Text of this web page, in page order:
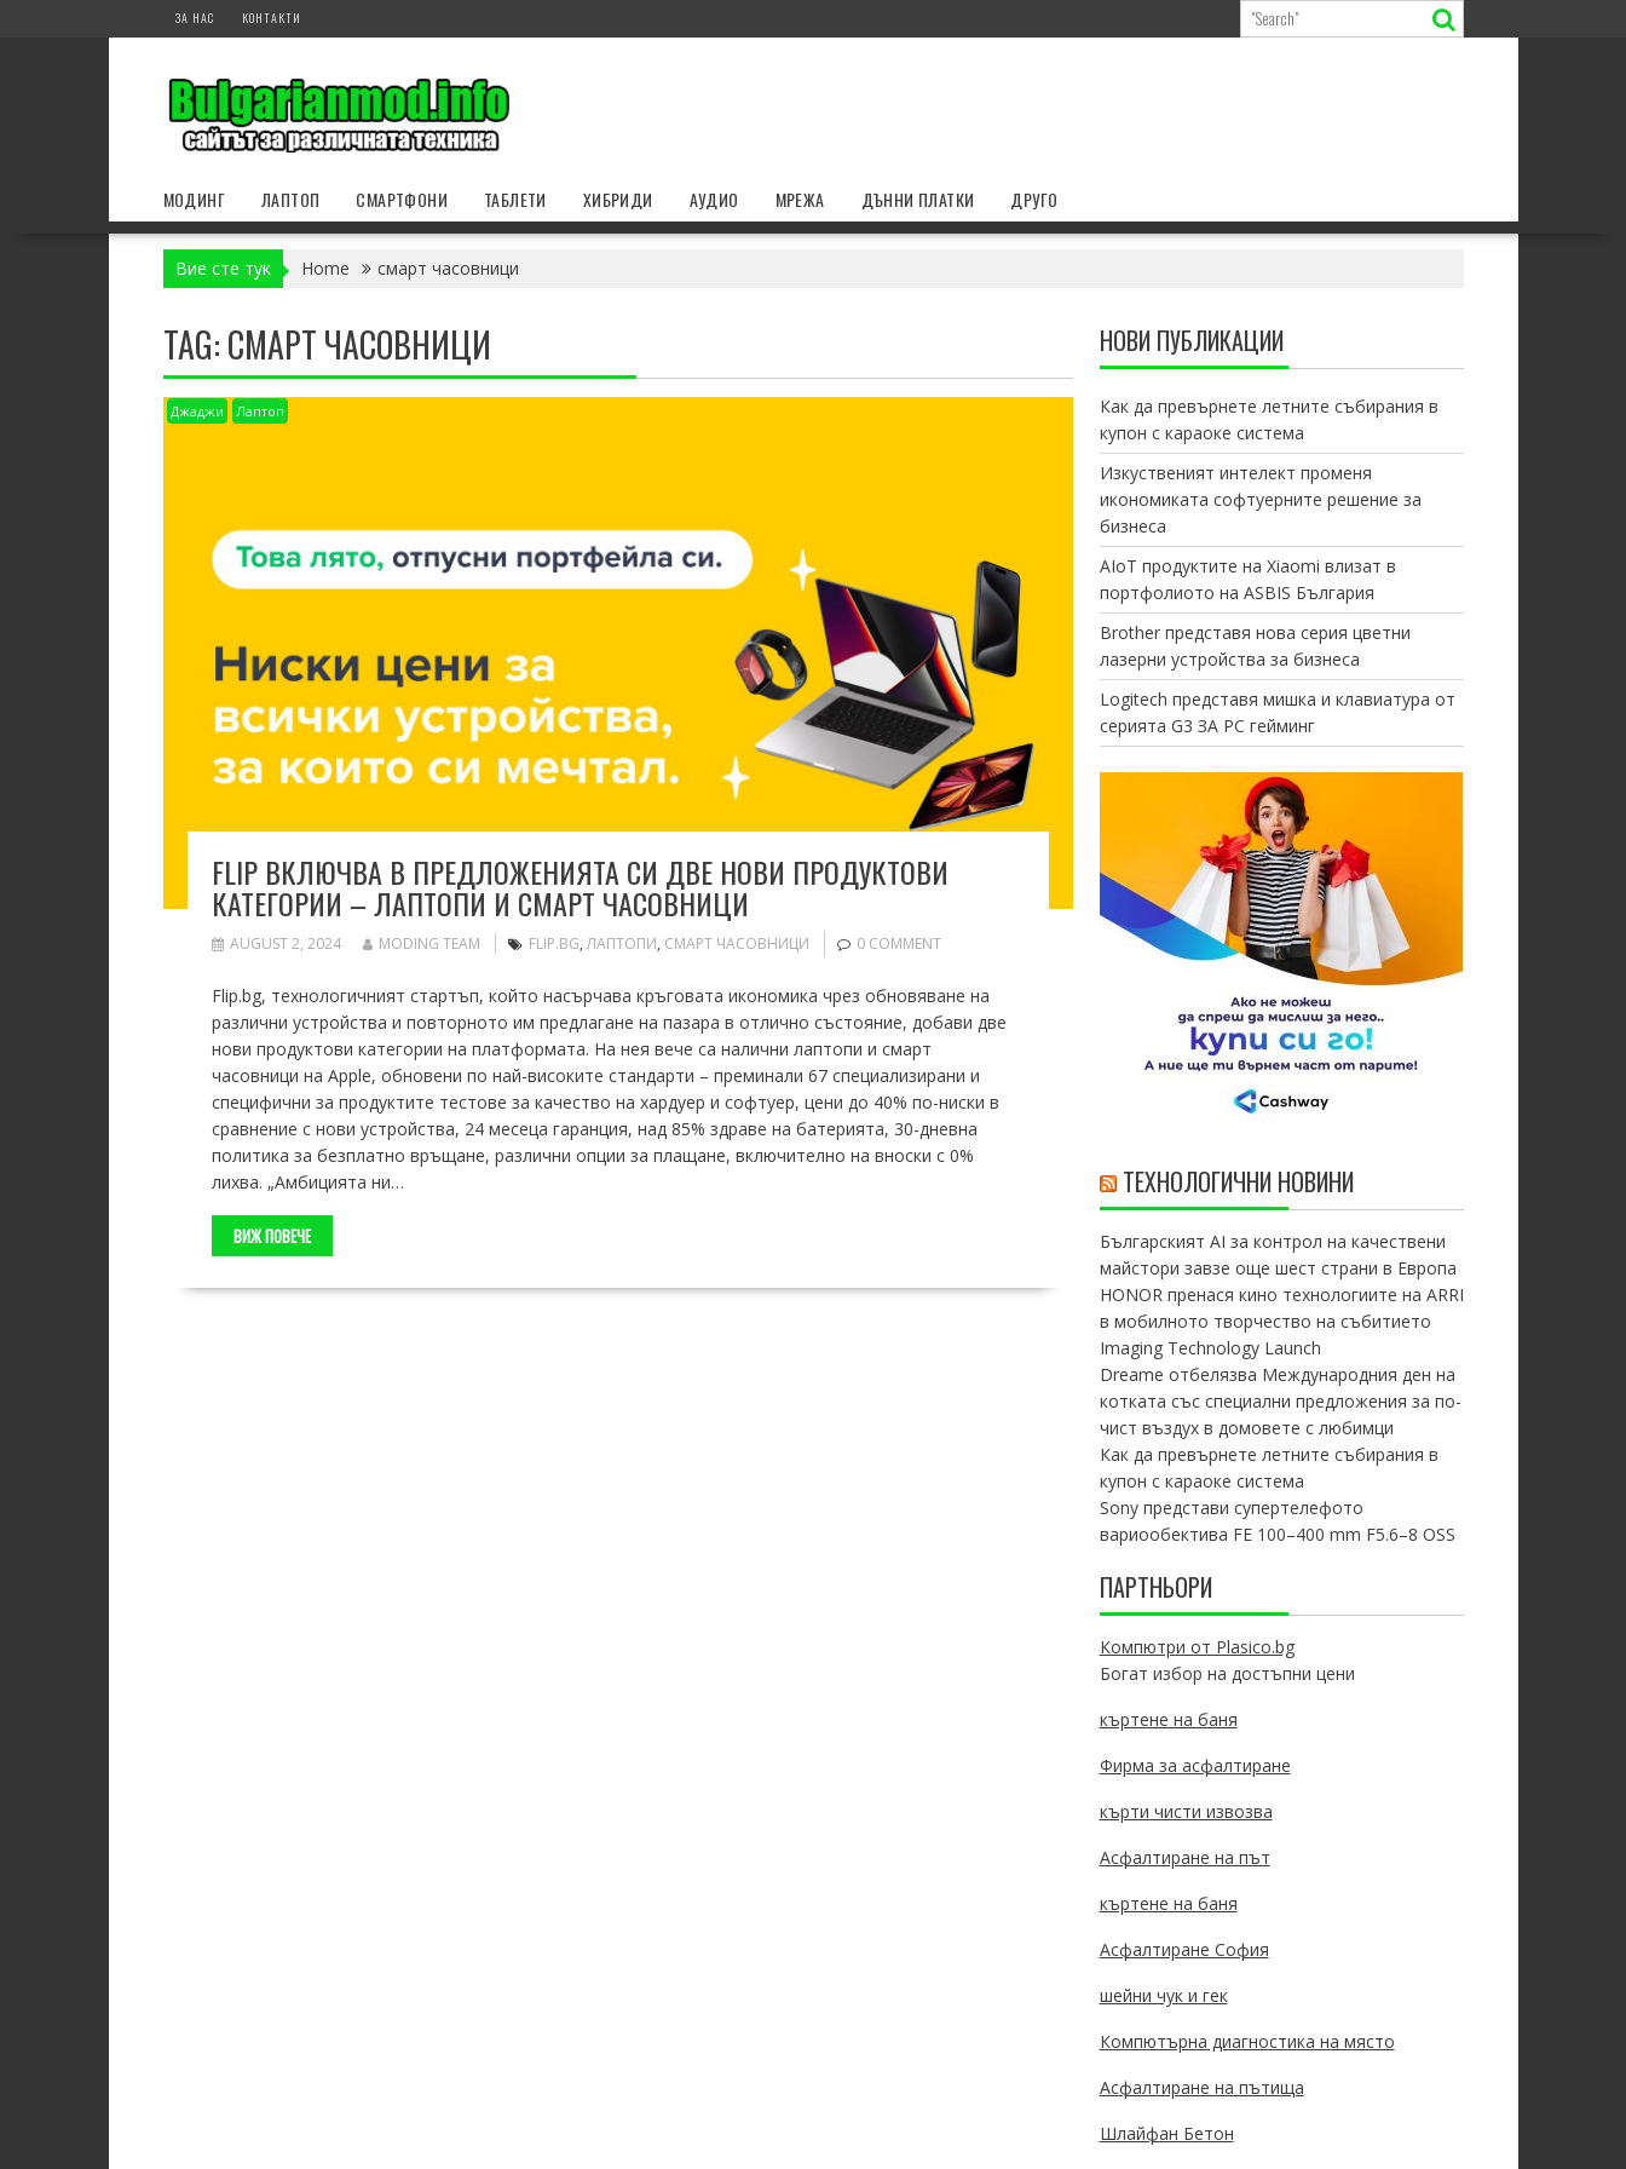
ЗА НАС КОНТАКТИ
МОДИНГ ЛАПТОП СМАРТФОНИ ТАБЛЕТИ ХИБРИДИ АУДИО МРЕЖА ДЪННИ ПЛАТКИ ДРУГО
Вие сте тук Home смарт часовници
TAG:СМАРТ ЧАСОВНИЦИ
Джаджи Лаптоп
FLIP ВКЛЮЧВА В ПРЕДЛОЖЕНИЯТА СИ ДВЕ НОВИ ПРОДУКТОВИ
КАТЕГОРИИ – ЛАПТОПИ И СМАРТ ЧАСОВНИЦИ
AUGUST 2, 2024 MODING TEAM FLIP.BG,ЛАПТОПИ, СМАРТ ЧАСОВНИЦИ 0 COMMENT
Flip.bg, технологичният стартъп, който насърчава кръговата икономика чрез обновяване на
различни устройства и повторното им предлагане на пазара в отлично състояние, добави две
нови продуктови категории на платформата. На нея вече са налични лаптопи и смарт
часовници на Apple, обновени по най-високите стандарти – преминали 67 специализирани и
специфични за продуктите тестове за качество на хардуер и софтуер, цени до 40% по-ниски в
сравнение с нови устройства, 24 месеца гаранция, над 85% здраве на батерията, 30-дневна
политика за безплатно връщане, различни опции за плащане, включително на вноски с 0%
лихва. „Амбицията ни…
ВИЖ ПОВЕЧЕ
НОВИ ПУБЛИКАЦИИ
Как да превърнете летните събирания в
купон с караоке система
Изкуственият интелект променя
икономиката софтуерните решение за
бизнеса
AIoT продуктите на Xiaomi влизат в
портфолиото на ASBIS България
Brother представя нова серия цветни
лазерни устройства за бизнеса
Logitech представя мишка и клавиатура от
серията G3 ЗА PC гейминг
ТЕХНОЛОГИЧНИ НОВИНИ
Българският AI за контрол на качествени
майстори завзе още шест страни в Европа
HONOR пренася кино технологиите на ARRI
в мобилното творчество на събитието
Imaging Technology Launch
Dreame отбелязва Международния ден на
котката със специални предложения за по-
чист въздух в домовете с любимци
Как да превърнете летните събирания в
купон с караоке система
Sony представи супертелефото
вариообектива FE 100–400 mm F5.6–8 OSS
ПАРТНЬОРИ
Компютри от Plasico.bg
Богат избор на достъпни цени
къртене на баня
Фирма за асфалтиране
кърти чисти извозва
Асфалтиране на път
къртене на баня
Асфалтиране София
шейни чук и гек
Компютърна диагностика на място
Асфалтиране на пътища
Шлайфан Бетон